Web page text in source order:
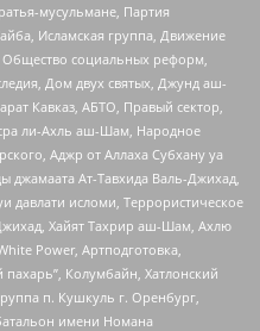
мусульмане, Партия
Исламская группа, Движение
Общество социальных реформ,
Дом двух святых, Джунд аш-
Кавказ, АБТО, Правый сектор,
ли-Ахль аш-Шам, Народное
Аджр от Аллаха Субхану уа
джамаата Ат-Тавхида Валь-Джихад,
давлати исломи, Террористическое
Хайят Тахрир аш-Шам, Ахлю
Power, Артподготовка,
пахарь”, Колумбайн, Хатлонский
п. Кушкуль г. Оренбург,
имени Номана